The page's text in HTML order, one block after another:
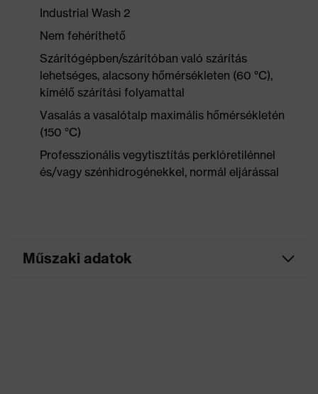
Industrial Wash 2
Nem fehéríthető
Szárítógépben/szárítóban való szárítás
lehetséges, alacsony hőmérsékleten (60 °C),
kímélő szárítási folyamattal
Vasalás a vasalótalp maximális hőmérsékletén
(150 °C)
Professzionális vegytisztítás perklóretilénnel
és/vagy szénhidrogénekkel, normál eljárással
Műszaki adatok